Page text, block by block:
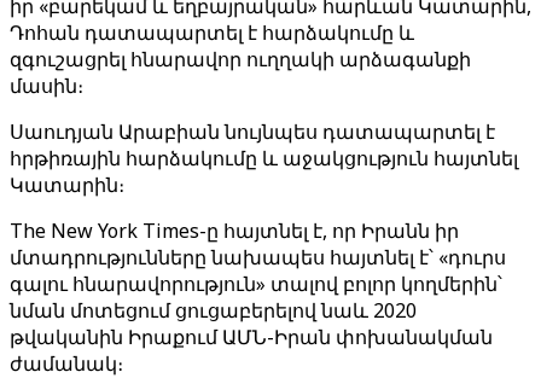
իր «բարեկամ և եղբայրական» հարևան Կատարին,
Դոհան դատապարտել է հարձակումը և
զգուշացրել հնարավոր ուղղակի արձագանքի
մասին։
Սաուդյան Արաբիան նույնպես դատապարտել է
հրթիռային հարձակումը և աջակցություն հայտնել
Կատարին։
The New York Times-ը հայտնել է, որ Իրանն իր
մտադրությունները նախապես հայտնել է՝ «դուրս
գալու հնարավորություն» տալով բոլոր կողմերին՝
նման մոտեցում ցուցաբերելով նաև 2020
թվականին Իրաքում ԱՄՆ-Իրան փոխանակման
ժամանակ։